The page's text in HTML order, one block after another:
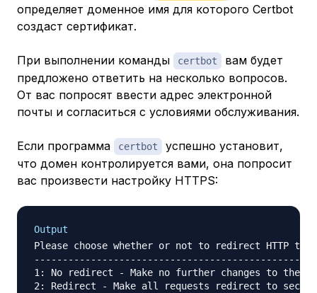
определяет доменное имя для которого Certbot
создаст сертификат.
При выполнении команды certbot
вам будет
предложено ответить на несколько вопросов.
От вас попросят ввести адрес электронной
почты и согласиться с условиями обслуживания.
Если программа certbot
успешно установит,
что домен контролируется вами, она попросит
вас произвести настройку HTTPS:
Output
Please choose whether or not to redirect HTTP
1: No redirect - Make no further changes to the
2: Redirect - Make all requests redirect to secure